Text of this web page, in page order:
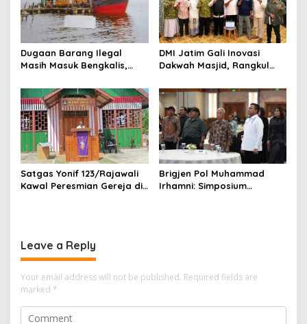
Dugaan Barang Ilegal
Masih Masuk Bengkalis,
Pengawasan Menguat
DMI Jatim Gali Inovasi
Dakwah Masjid, Rangkul
Satgas Yonif 123/Rajawali
Kawal Peresmian Gereja di
Brigjen Pol Muhammad
Irhamni: Simposium
Leave a Reply
Your email address will not be published. Required fields are
marked *